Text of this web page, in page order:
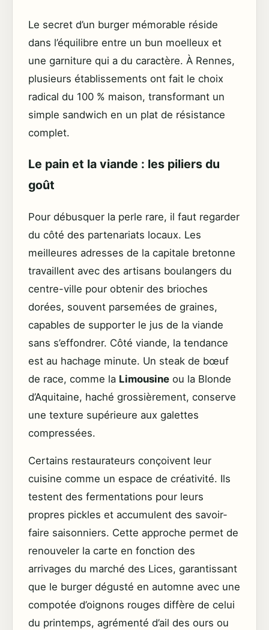
Le secret d’un burger mémorable réside
dans l’équilibre entre un bun moelleux et
une garniture qui a du caractère. À Rennes,
plusieurs établissements ont fait le choix
radical du 100 % maison, transformant un
simple sandwich en un plat de résistance
complet.
Le pain et la viande : les piliers du
goût
Pour débusquer la perle rare, il faut regarder
du côté des partenariats locaux. Les
meilleures adresses de la capitale bretonne
travaillent avec des artisans boulangers du
centre-ville pour obtenir des brioches
dorées, souvent parsemées de graines,
capables de supporter le jus de la viande
sans s’effondrer. Côté viande, la tendance
est au hachage minute. Un steak de bœuf
de race, comme la Limousine ou la Blonde
d’Aquitaine, haché grossièrement, conserve
une texture supérieure aux galettes
compressées.
Certains restaurateurs conçoivent leur
cuisine comme un espace de créativité. Ils
testent des fermentations pour leurs
propres pickles et accumulent des savoir-
faire saisonniers. Cette approche permet de
renouveler la carte en fonction des
arrivages du marché des Lices, garantissant
que le burger dégusté en automne avec une
compotée d’oignons rouges diffère de celui
du printemps, agrémenté d’ail des ours ou